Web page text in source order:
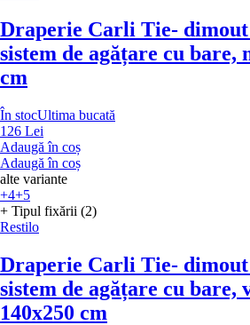
Draperie Carli Tie- dimout
sistem de agățare cu bare,
cm
În stocUltima bucată
126 Lei
Adaugă în coș
Adaugă în coș
alte variante
+4+5
+ Tipul fixării (2)
Restilo
Draperie Carli Tie- dimout
sistem de agățare cu bare,
140x250 cm